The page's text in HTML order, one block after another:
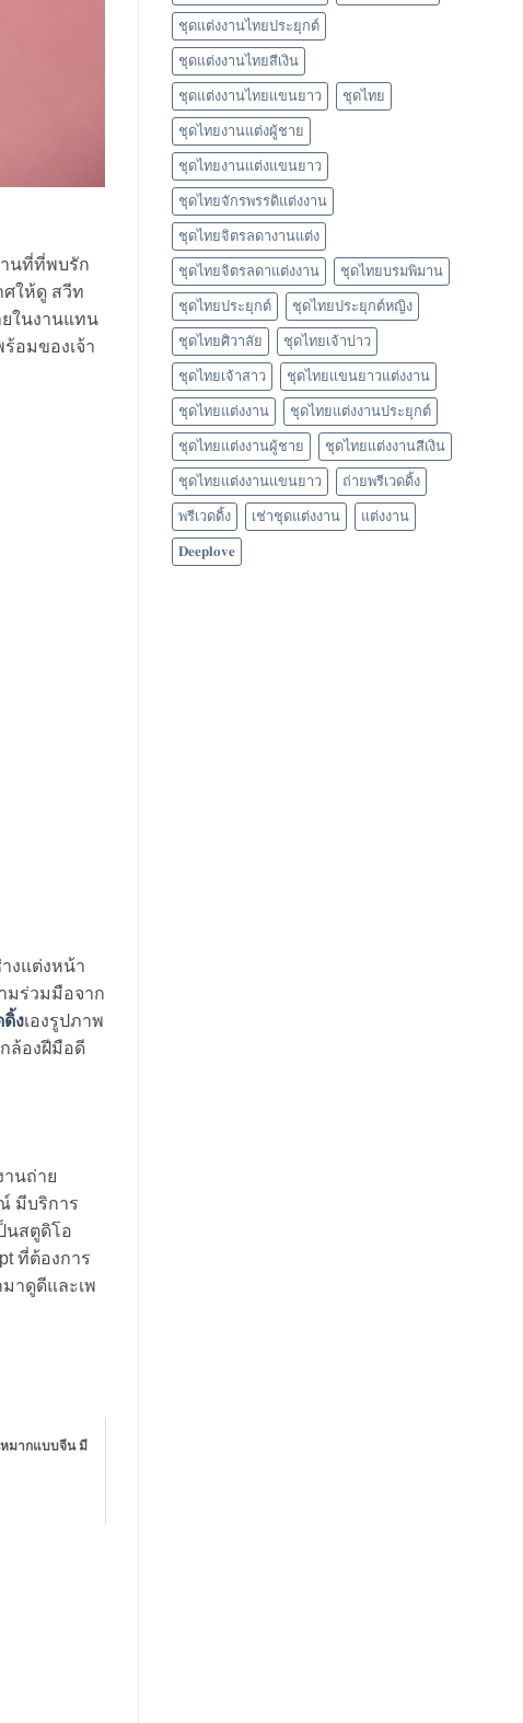
านที่ที่พบรัก
ศให้ดู สวีท
ในงานแทน
อมของเจ้า
งแต่งหน้า
มร่วมมือจาก
ดิ้งเองรูปภาพ
ล้องฝีมือดี
านถ่าย
มีบริการ
นสตูดิโอ
ที่ต้องการ
าดูดีและเพ
มากแบบจีน มี
ชุดแต่งงานไทยประยุกต์
ชุดแต่งงานไทยสีเงิน
ชุดแต่งงานไทยแขนยาว ชุดไทย
ชุดไทยงานแต่งผู้ชาย
ชุดไทยงานแต่งแขนยาว
ชุดไทยจักรพรรดิแต่งงาน
ชุดไทยจิตรลดางานแต่ง
ชุดไทยจิตรลดาแต่งงาน ชุดไทยบรมพิมาน
ชุดไทยประยุกต์ ชุดไทยประยุกต์หญิง
ชุดไทยศิวาลัย ชุดไทยเจ้าบ่าว
ชุดไทยเจ้าสาว ชุดไทยแขนยาวแต่งงาน
ชุดไทยแต่งงาน ชุดไทยแต่งงานประยุกต์
ชุดไทยแต่งงานผู้ชาย ชุดไทยแต่งงานสีเงิน
ชุดไทยแต่งงานแขนยาว ถ่ายพรีเวดดิ้ง
พรีเวดดิ้ง เช่าชุดแต่งงาน แต่งงาน
𝐃𝐞𝐞𝐩𝐥𝐨𝐯𝐞